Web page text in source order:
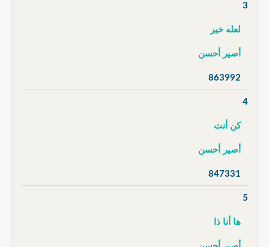
3
لعله خير
أصير أحسن
863992
4
كن أنت
أصير أحسن
847331
5
ها أنا ذا